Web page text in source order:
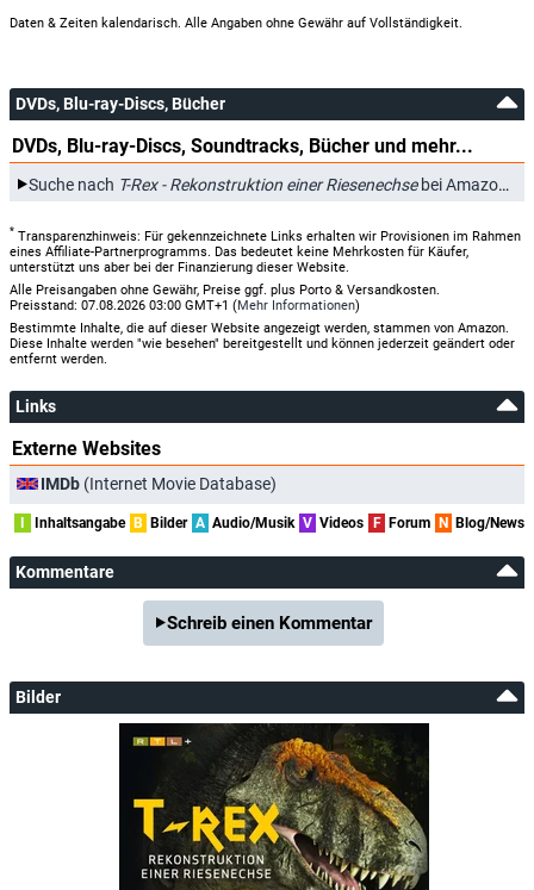
Daten & Zeiten kalendarisch. Alle Angaben ohne Gewähr auf Vollständigkeit.
DVDs, Blu-ray-Discs, Bücher
DVDs, Blu-ray-Discs, Soundtracks, Bücher und mehr...
Suche nach T-Rex - Rekonstruktion einer Riesenechsebei Amazon.de
* Transparenzhinweis: Für gekennzeichnete Links erhalten wir Provisionen im Rahmen
eines Affiliate-Partnerprogramms. Das bedeutet keine Mehrkosten für Käufer,
unterstützt uns aber bei der Finanzierung dieser Website.
Alle Preisangaben ohne Gewähr, Preise ggf. plus Porto & Versandkosten.
Preisstand: 07.08.2026 03:00 GMT+1 (Mehr Informationen)
Bestimmte Inhalte, die auf dieser Website angezeigt werden, stammen von Amazon.
Diese Inhalte werden "wie besehen" bereitgestellt und können jederzeit geändert oder
entfernt werden.
Links
Externe Websites
IMDb (Internet Movie Database)
I Inhaltsangabe B Bilder A Audio/Musik V Videos F Forum N Blog/News
Kommentare
Schreib einen Kommentar
Bilder